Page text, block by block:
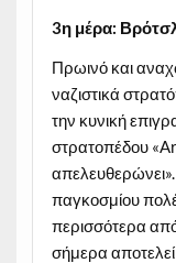
3η μέρα:
Πρωινό και
ναζιστικά
την κυνική
στρατοπέδου
παγκοσμίου
περισσότερα
σήμερα